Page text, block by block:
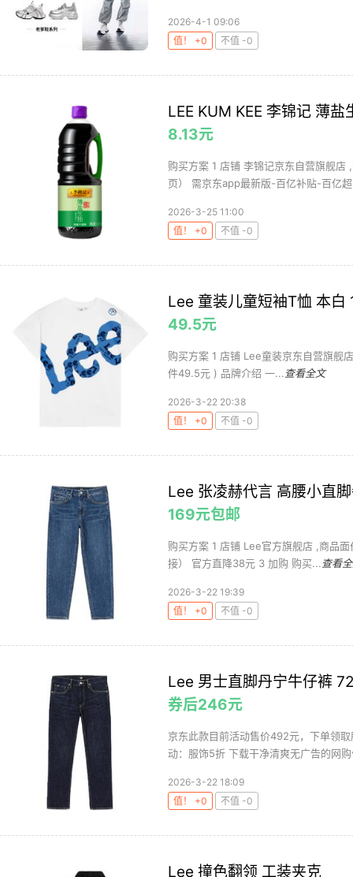
2026-4-1 09:06
值！ +0
不值 -0
LEE KUM KEE 李锦记 薄
8.13元
购买方案 1 店铺 李锦记京东自营旗舰
页） 需京东app最新版-百亿补贴-百亿
2026-3-25 11:00
值！ +0
不值 -0
Lee 童装儿童短袖T恤 本白
49.5元
购买方案 1 店铺 Lee童装京东自营旗舰
件49.5元 ) 品牌介绍 一... 查看全文
2026-3-22 20:38
值！ +0
不值 -0
Lee 张凌赫代言 高腰小直
169元包邮
购买方案 1 店铺 Lee官方旗舰店 ,商品
接） 官方直降38元 3 加购 购买... 查看
2026-3-22 19:39
值！ +0
不值 -0
Lee 男士直脚丹宁牛仔裤
券后246元
京东此款目前活动售价492元，下单领
动：服饰5折 下载干净清爽无广告的网
2026-3-22 18:09
值！ +0
不值 -0
Lee 撞色翻领 工装夹克